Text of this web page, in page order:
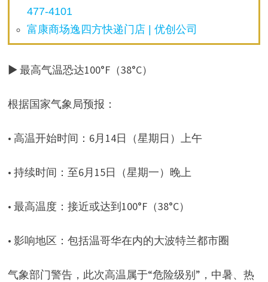
477-4101
富康商场逸四方快递门店 | 优创公司
▶ 最高气温恐达100°F（38°C）
根据国家气象局预报：
• 高温开始时间：6月14日（星期日）上午
• 持续时间：至6月15日（星期一）晚上
• 最高温度：接近或达到100°F（38°C）
• 影响地区：包括温哥华在内的大波特兰都市圈
气象部门警告，此次高温属于“危险级别”，中暑、热